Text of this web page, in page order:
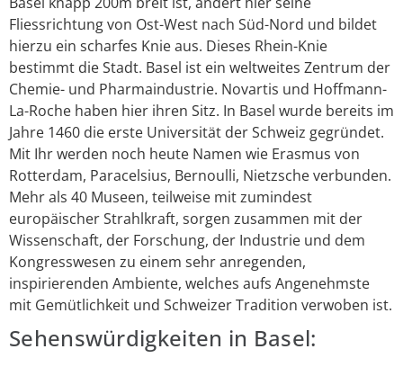
Fliessrichtung von Ost-West nach Süd-Nord und bildet
hierzu ein scharfes Knie aus. Dieses Rhein-Knie
bestimmt die Stadt. Basel ist ein weltweites Zentrum der
Chemie- und Pharmaindustrie. Novartis und Hoffmann-
La-Roche haben hier ihren Sitz. In Basel wurde bereits im
Jahre 1460 die erste Universität der Schweiz gegründet.
Mit Ihr werden noch heute Namen wie Erasmus von
Rotterdam, Paracelsius, Bernoulli, Nietzsche verbunden.
Mehr als 40 Museen, teilweise mit zumindest
europäischer Strahlkraft, sorgen zusammen mit der
Wissenschaft, der Forschung, der Industrie und dem
Kongresswesen zu einem sehr anregenden,
inspirierenden Ambiente, welches aufs Angenehmste
mit Gemütlichkeit und Schweizer Tradition verwoben ist.
Sehenswürdigkeiten in Basel: